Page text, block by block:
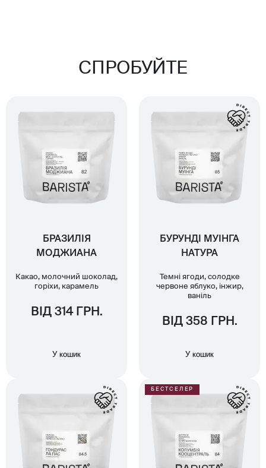
СПРОБУЙТЕ
БРАЗИЛІЯ
МОДЖИАНА
Какао, молочний шоколад,
горіхи, карамель
ВІД 314 ГРН.
У кошик
БУРУНДІ МУІНГА
НАТУРА
Темні ягоди, солодке
червоне яблуко, інжир,
ваніль
ВІД 358 ГРН.
У кошик
БЕСТСЕЛЕР